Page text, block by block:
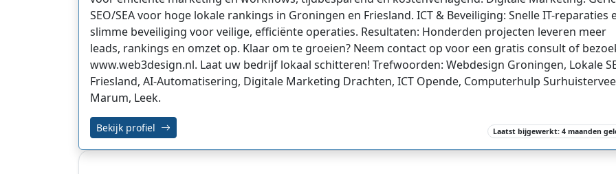
SEO/SEA voor hoge lokale rankings in Groningen en Friesland. ICT & Beveiliging: Snelle IT-reparaties
slimme beveiliging voor veilige, efficiënte operaties. Resultaten: Honderden projecten leveren meer
leads, rankings en omzet op. Klaar om te groeien? Neem contact op voor een gratis consult of
www.web3design.nl. Laat uw bedrijf lokaal schitteren! Trefwoorden: Webdesign Groningen, Lokale
Friesland, AI-Automatisering, Digitale Marketing Drachten, ICT Opende, Computerhulp
Marum, Leek.
Bekijk profiel Laatst bijgewerkt: 4 maanden